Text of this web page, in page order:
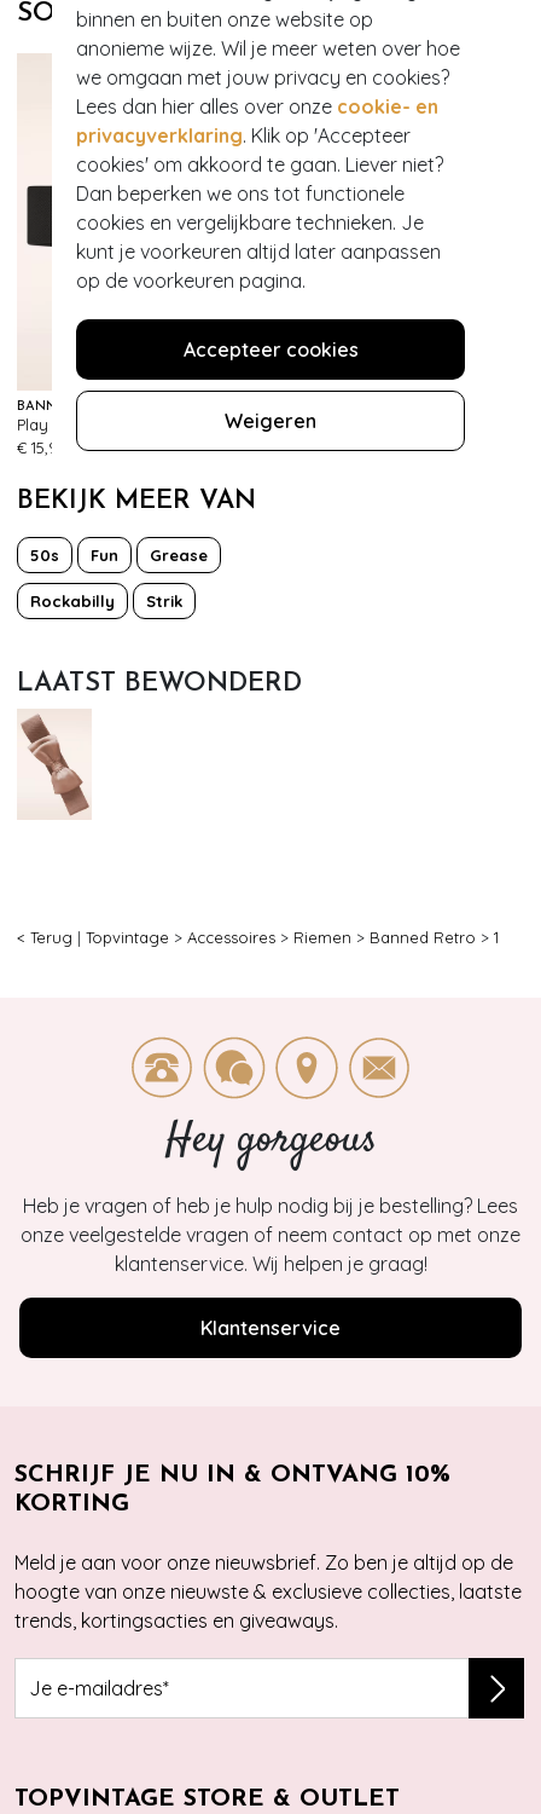
binnen en buiten onze website op
anonieme wijze. Wil je meer weten over hoe
we omgaan met jouw privacy en cookies?
Lees dan hier alles over onze cookie- en
privacyverklaring. Klik op 'Accepteer
cookies' om akkoord te gaan. Liever niet?
Dan beperken we ons tot functionele
cookies en vergelijkbare technieken. Je
kunt je voorkeuren altijd later aanpassen
op de voorkeuren pagina.
Accepteer cookies
Weigeren
SOORTGELIJKE PRODUCTEN
BANNED RETRO
€ 15,95
BEKIJK MEER VAN
50s Fun Grease
Rockabilly Strik
LAATST BEWONDERD
< Terug | Topvintage > Accessoires > Riemen > Banned Retro > 1
Hey gorgeous
Heb je vragen of heb je hulp nodig bij je bestelling? Lees
onze veelgestelde vragen of neem contact op met onze
klantenservice. Wij helpen je graag!
Klantenservice
SCHRIJF JE NU IN & ONTVANG 10%
KORTING
Meld je aan voor onze nieuwsbrief. Zo ben je altijd op de
hoogte van onze nieuwste & exclusieve collecties, laatste
trends, kortingsacties en giveaways.
TOPVINTAGE STORE & OUTLET